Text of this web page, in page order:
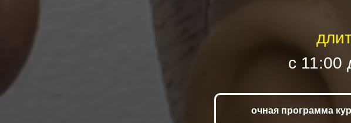
с 11:00
очная программа